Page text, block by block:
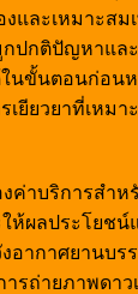
และเหมาะสม
กปกติปัญหาแล
นขั้นตอนก่อน
ยียวยาที่เหมา
ค่าบริการสำห
ห้ผลประโยช
งอากาศยานบร
รถ่ายภาพดาว